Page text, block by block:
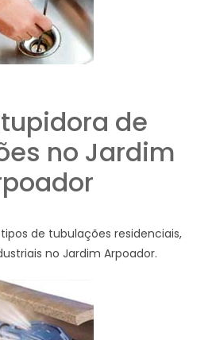
de
no Jardim
de tubulações residenciais,
no Jardim Arpoador.